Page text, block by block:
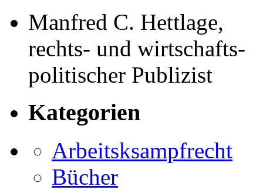
Manfred C. Hettlage,
rechts- und wirtschafts-
politischer Publizist
Kategorien
Arbeitsksampfrecht
Bücher